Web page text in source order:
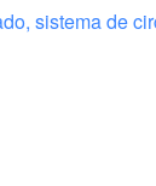
sistema de